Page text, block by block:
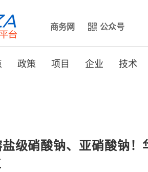
商务网 公众号
政策 项目 企业 技术
级硝酸钠、亚硝酸钠